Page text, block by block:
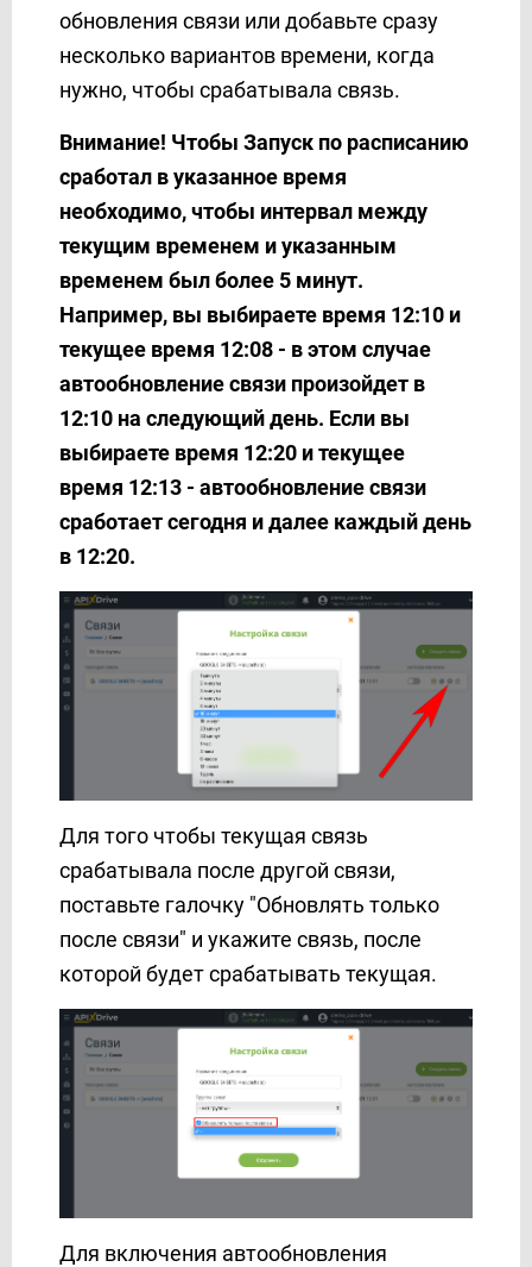
обновления связи или добавьте сразу
несколько вариантов времени, когда
нужно, чтобы срабатывала связь.
Внимание! Чтобы Запуск по расписанию
сработал в указанное время
необходимо, чтобы интервал между
текущим временем и указанным
временем был более 5 минут.
Например, вы выбираете время 12:10 и
текущее время 12:08 - в этом случае
автообновление связи произойдет в
12:10 на следующий день. Если вы
выбираете время 12:20 и текущее
время 12:13 - автообновление связи
сработает сегодня и далее каждый день
в 12:20.
Для того чтобы текущая связь
срабатывала после другой связи,
поставьте галочку "Обновлять только
после связи" и укажите связь, после
которой будет срабатывать текущая.
Для включения автообновления